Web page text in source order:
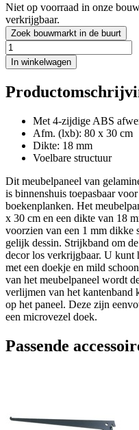
Niet op voorraad in onze
verkrijgbaar.
Zoek bouwmarkt in de buurt
In winkelwagen
Met 4-zijdige ABS
Afm. (lxb): 80 x 30 cm
Dikte: 18 mm
Voelbare structuur
Dit meubelpaneel van
is binnenshuis toepasbaar
boekenplanken. Het
x 30 cm en een dikte van 18
voorzien van een 1 mm dikke
gelijk dessin. Strijkband om
decor los verkrijgbaar. U kunt
met een doekje en mild
van het meubelpaneel wordt
verlijmen van het kantenband
op het paneel. Deze zijn
een microvezel doek.
Passende